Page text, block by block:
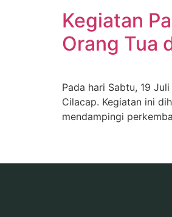
Kegiatan
Orang Tua
Pada hari Sabtu, 19
Cilacap. Kegiatan ini
mendampingi